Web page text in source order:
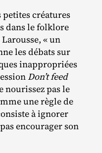
créatures
dans le folklore
« un
les débats sur
inappropriées
Don’t feed
nourissez pas le
une règle de
à ignorer
encourager son